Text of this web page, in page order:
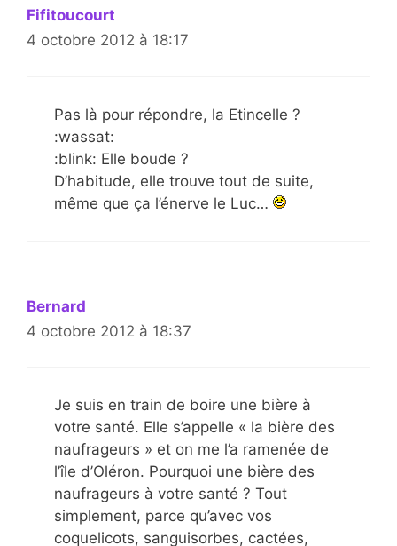
Fifitoucourt
4 octobre 2012 à 18:17
Pas là pour répondre, la Etincelle ?
:wassat:
:blink: Elle boude ?
D’habitude, elle trouve tout de suite,
même que ça l’énerve le Luc…
Bernard
4 octobre 2012 à 18:37
Je suis en train de boire une bière à
votre santé. Elle s’appelle « la bière des
naufrageurs » et on me l’a ramenée de
l’île d’Oléron. Pourquoi une bière des
naufrageurs à votre santé ? Tout
simplement, parce qu’avec vos
coquelicots, sanguisorbes, cactées,